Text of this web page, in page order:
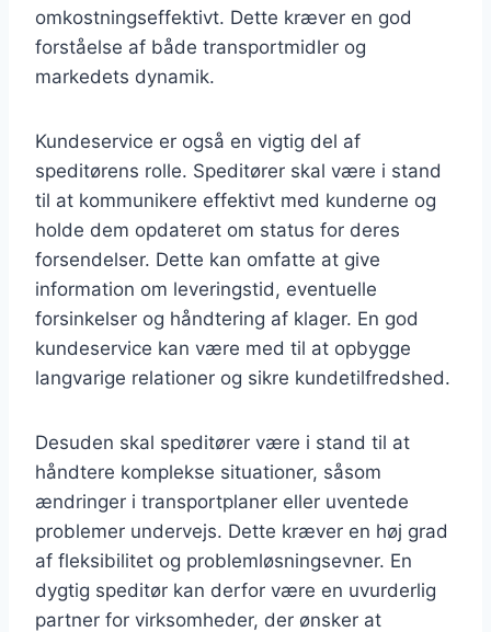
omkostningseffektivt. Dette kræver en god
forståelse af både transportmidler og
markedets dynamik.
Kundeservice er også en vigtig del af
speditørens rolle. Speditører skal være i stand
til at kommunikere effektivt med kunderne og
holde dem opdateret om status for deres
forsendelser. Dette kan omfatte at give
information om leveringstid, eventuelle
forsinkelser og håndtering af klager. En god
kundeservice kan være med til at opbygge
langvarige relationer og sikre kundetilfredshed.
Desuden skal speditører være i stand til at
håndtere komplekse situationer, såsom
ændringer i transportplaner eller uventede
problemer undervejs. Dette kræver en høj grad
af fleksibilitet og problemløsningsevner. En
dygtig speditør kan derfor være en uvurderlig
partner for virksomheder, der ønsker at